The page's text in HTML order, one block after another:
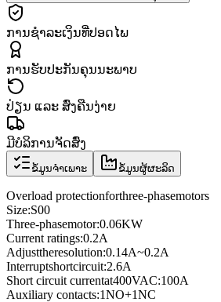
ການຊຳລະເງິນທີ່ປອດໄພ
ການຮັບປະກັນຄຸນນະພາບ
ປ່ຽນ ແລະ ສົ່ງຄືນງ່າຍ
ມີບໍລິການຈັດສົ່ງ
ຂໍ້ມູນຈຳເພາະ ຂໍ້ມູນຜູ້ຜະລິດ
Overload protectionforthree-phasemotors
Size:S00
Three-phasemotor:0.06KW
Current ratings:0.2A
Adjusttheresolution:0.14A~0.2A
Interruptshortcircuit:2.6A
Short circuit currentat400VAC:100A
Auxiliary contacts:1NO+1NC